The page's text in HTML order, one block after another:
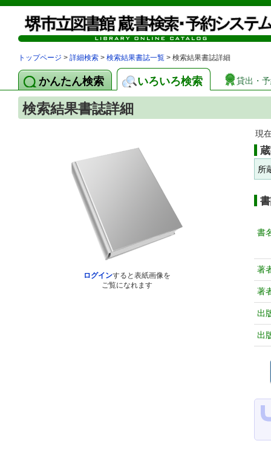
トップページ > 詳細検索 > 検索結果書誌一覧 > 検索結果書誌詳細
かんたん検索 いろいろ検索 貸出・
検索結果書誌詳細
ログインすると表紙画像を
ご覧になれます
現
所
書
著
著
出
出